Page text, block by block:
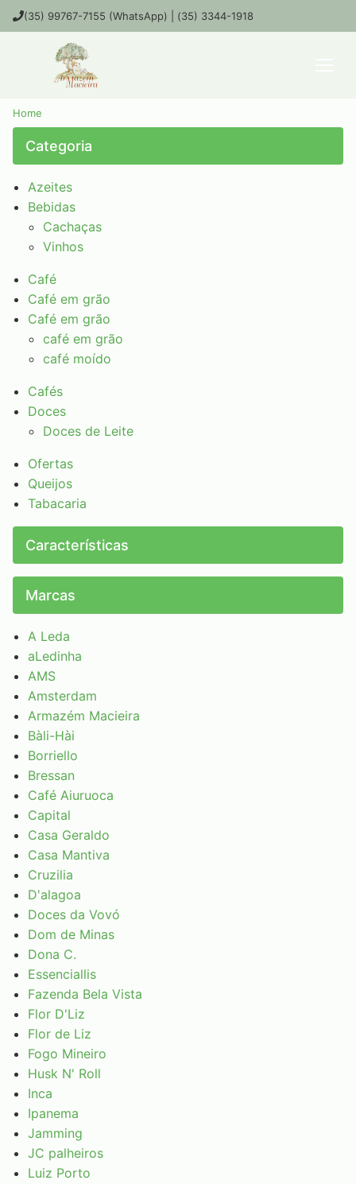
(35) 99767-7155 (WhatsApp) | (35) 3344-1918
Home
Categoria
Azeites
Bebidas
Cachaças
Vinhos
Café
Café em grão
Café em grão
café em grão
café moído
Cafés
Doces
Doces de Leite
Ofertas
Queijos
Tabacaria
Características
Marcas
A Leda
aLedinha
AMS
Amsterdam
Armazém Macieira
Bàli-Hài
Borriello
Bressan
Café Aiuruoca
Capital
Casa Geraldo
Casa Mantiva
Cruzilia
D'alagoa
Doces da Vovó
Dom de Minas
Dona C.
Essenciallis
Fazenda Bela Vista
Flor D'Liz
Flor de Liz
Fogo Mineiro
Husk N' Roll
Inca
Ipanema
Jamming
JC palheiros
Luiz Porto